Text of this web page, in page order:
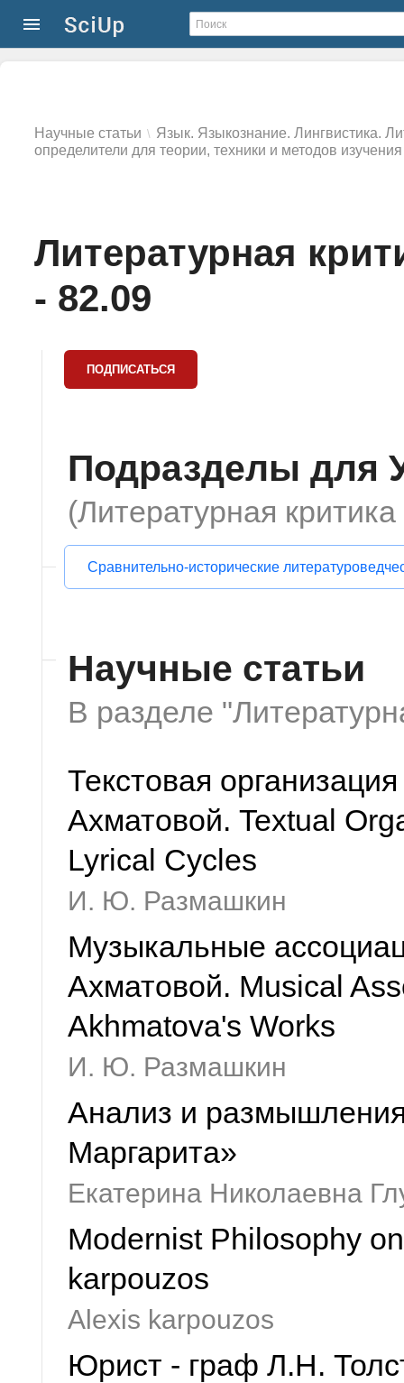
Научные статьи \ Язык. Языкознание. Лингвистика.
определители для теории, техники и методов
Литературная
- 82.09
Подразделы для
(Литературная
Сравнительно-исторические
Научные статьи
В разделе
Текстовая
Ахматовой. Textual
Lyrical Cycles
И. Ю. Размашкин
Музыкальные
Ахматовой. Musical
Akhmatova's Works
И. Ю. Размашкин
Анализ и
Маргарита»
Екатерина Николаевна
Modernist Philosophy
karpouzos
Alexis karpouzos
Юрист - граф Л.Н.